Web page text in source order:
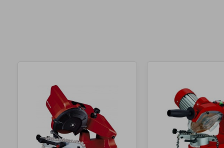
Lunghezza di taglio
Massimo. velocità della
catena